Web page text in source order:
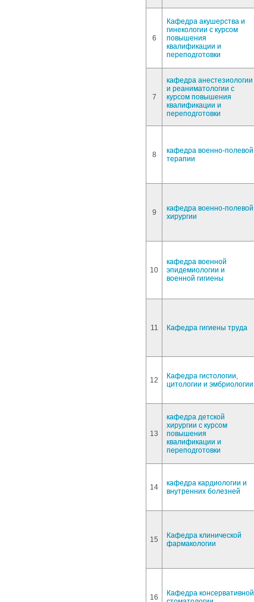
6
Кафедра акушерства и
гинекологии с курсом
повышения
квалификации и
переподготовки
7
кафедра анестезиологии
и реаниматологии с
курсом повышения
квалификации и
переподготовки
8
кафедра военно-полевой
терапии
9
кафедра военно-полевой
хирургии
10
кафедра военной
эпидемиологии и
военной гигиены
11 Кафедра гигиены труда
12
Кафедра гистологии,
цитологии и эмбриологии
13
кафедра детской
хирургии с курсом
повышения
квалификации и
переподготовки
14
кафедра кардиологии и
внутренних болезней
15
Кафедра клинической
фармакологии
16
Кафедра консервативной